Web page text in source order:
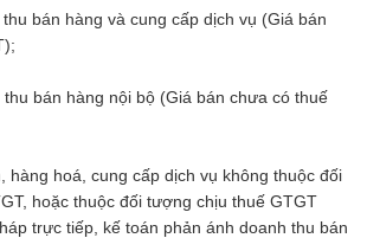
bán hàng và cung cấp dịch vụ (Giá bán
bán hàng nội bộ (Giá bán chưa có thuế
hàng hoá, cung cấp dịch vụ không thuộc đối
hoặc thuộc đối tượng chịu thuế GTGT
trực tiếp, kế toán phản ánh doanh thu bán